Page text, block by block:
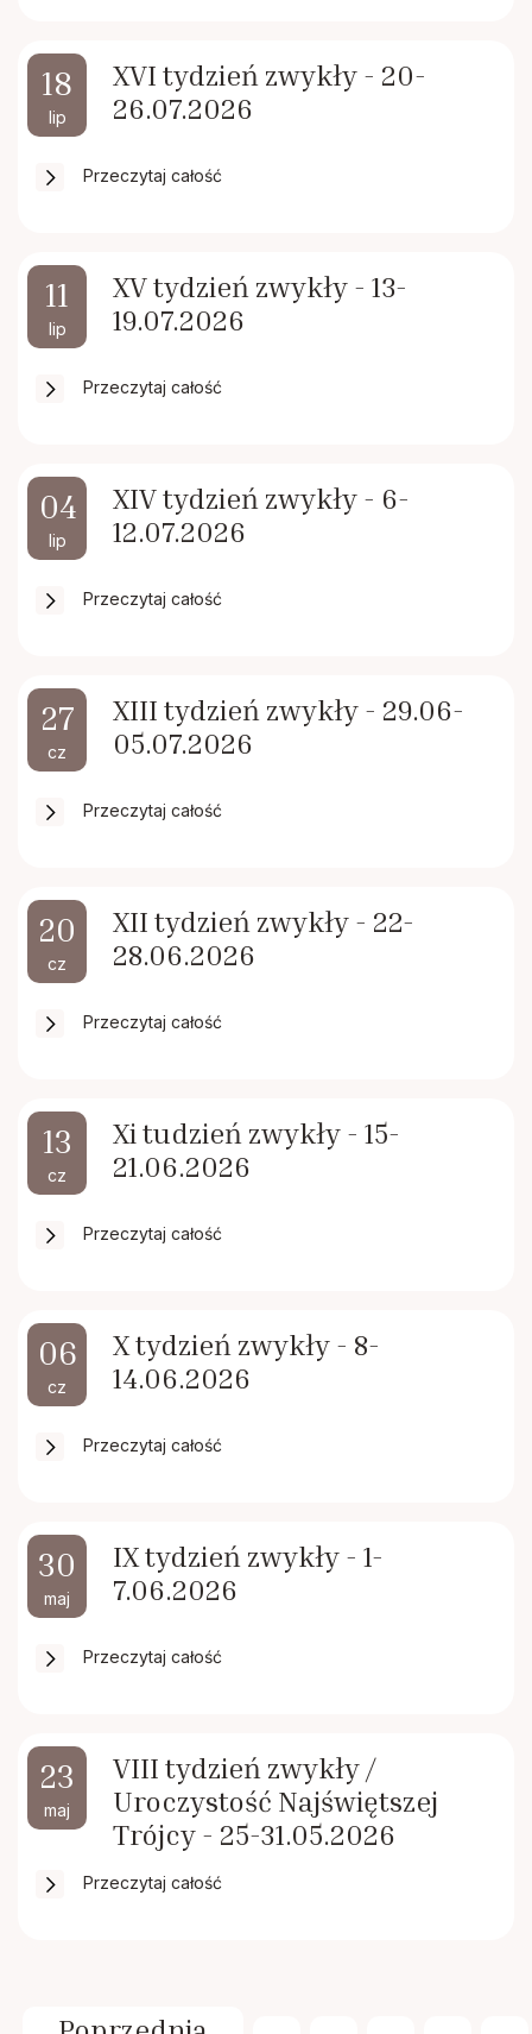
18
lip
XVI tydzień zwykły - 20-
26.07.2026
Przeczytaj całość
11
lip
XV tydzień zwykły - 13-
19.07.2026
Przeczytaj całość
04
lip
XIV tydzień zwykły - 6-
12.07.2026
Przeczytaj całość
27
cz
XIII tydzień zwykły - 29.06-
05.07.2026
Przeczytaj całość
20
cz
XII tydzień zwykły - 22-
28.06.2026
Przeczytaj całość
13
cz
Xi tudzień zwykły - 15-
21.06.2026
Przeczytaj całość
06
cz
X tydzień zwykły - 8-
14.06.2026
Przeczytaj całość
30
maj
IX tydzień zwykły - 1-
7.06.2026
Przeczytaj całość
23
maj
VIII tydzień zwykły /
Uroczystość Najświętszej
Trójcy - 25-31.05.2026
Przeczytaj całość